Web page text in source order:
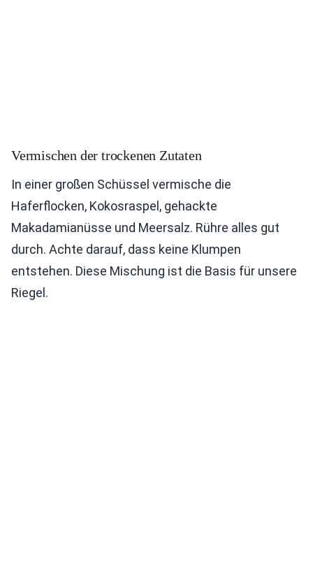
Vermischen der trockenen Zutaten
In einer großen Schüssel vermische die
Haferflocken, Kokosraspel, gehackte
Makadamianüsse und Meersalz. Rühre alles gut
durch. Achte darauf, dass keine Klumpen
entstehen. Diese Mischung ist die Basis für unsere
Riegel.